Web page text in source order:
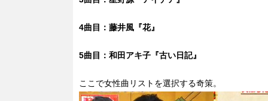
4曲目：藤井風『花』
5曲目：和田アキ子『古い日記』
ここで女性曲リストを選択する奇策。